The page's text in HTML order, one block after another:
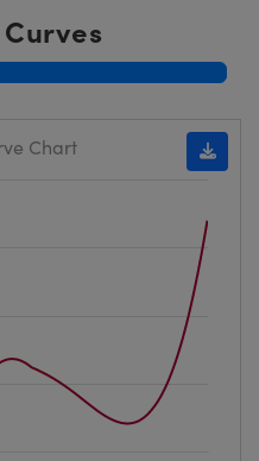
Chart